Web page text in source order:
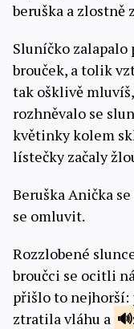
beruška a zlostně
Sluníčko zalapalo
brouček, a tolik
tak ošklivě
rozhněvalo se
květinky kolem
lístečky začaly
Beruška Anička
se omluvit.
Rozzlobené
broučci se ocitli
přišlo to nejhorší:
ztratila vláhu a